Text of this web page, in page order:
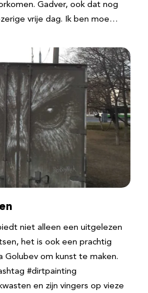
Gadver, ook dat nog
vrije dag. Ik ben moe…
niet alleen een uitgelezen
het is ook een prachtig
Golubev om kunst te maken.
#dirtpainting
en zijn vingers op vieze